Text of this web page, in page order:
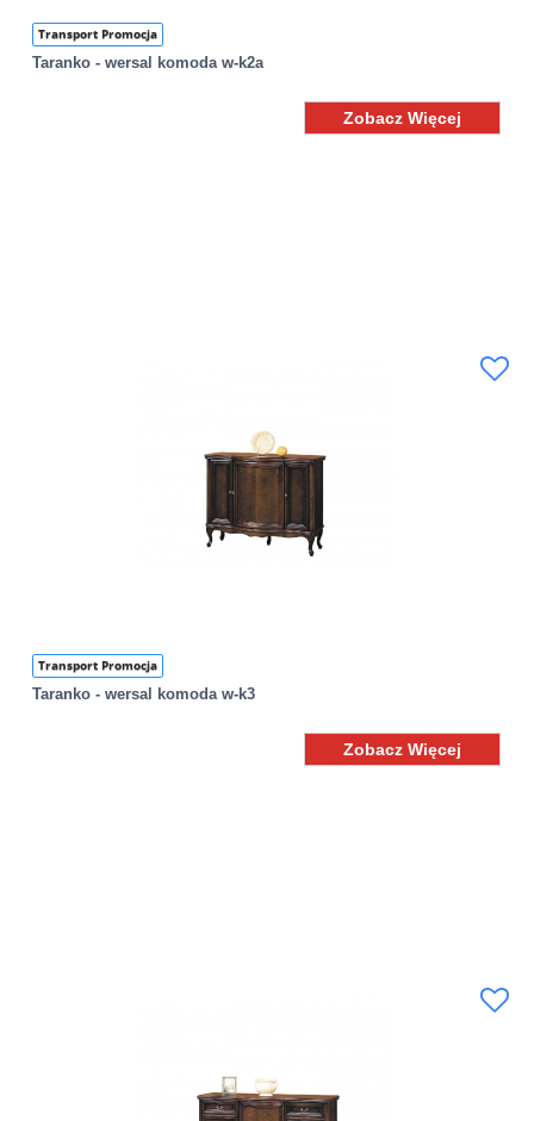
Transport Promocja
Taranko - wersal komoda w-k2a
Zobacz Więcej
Transport Promocja
Taranko - wersal komoda w-k3
Zobacz Więcej